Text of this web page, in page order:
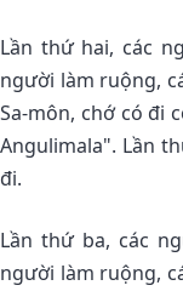
Lần thứ hai, các
người làm ruộng,
Sa-môn, chớ có đi
Angulimala". Lần
đi.
Lần thứ ba, các
người làm ruộng,